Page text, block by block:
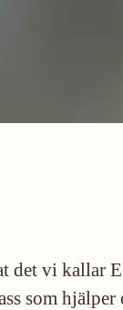
det vi kallar
som hjälper